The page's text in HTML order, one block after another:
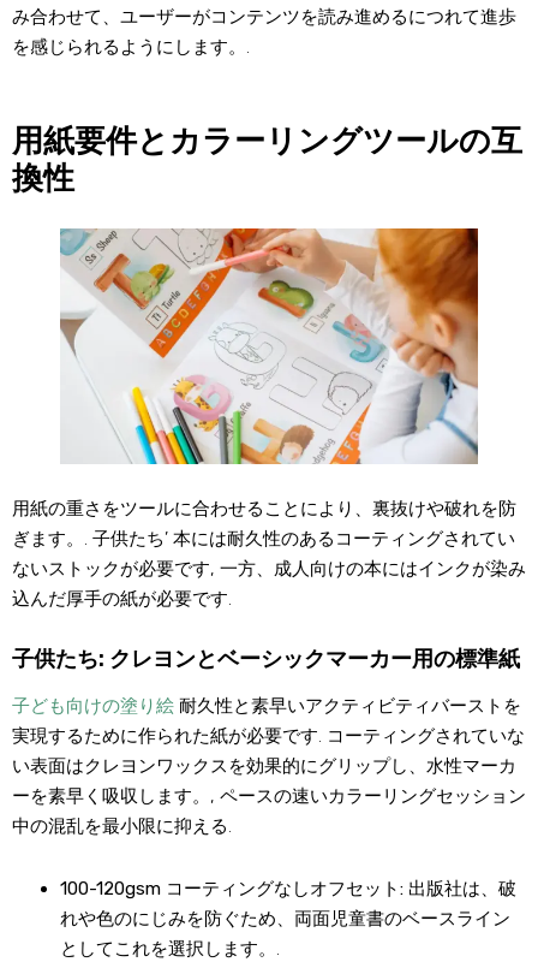
み合わせて、ユーザーがコンテンツを読み進めるにつれて進歩
を感じられるようにします。.
用紙要件とカラーリングツールの互
換性
用紙の重さをツールに合わせることにより、裏抜けや破れを防
ぎます。. 子供たち’ 本には耐久性のあるコーティングされてい
ないストックが必要です, 一方、成人向けの本にはインクが染み
込んだ厚手の紙が必要です.
子供たち: クレヨンとベーシックマーカー用の標準紙
子ども向けの塗り絵 耐久性と素早いアクティビティバーストを
実現するために作られた紙が必要です. コーティングされていな
い表面はクレヨンワックスを効果的にグリップし、水性マーカ
ーを素早く吸収します。, ペースの速いカラーリングセッション
中の混乱を最小限に抑える.
100-120gsm コーティングなしオフセット: 出版社は、破
れや色のにじみを防ぐため、両面児童書のベースライン
としてこれを選択します。.